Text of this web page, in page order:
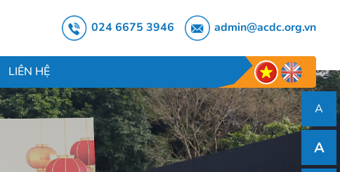
024 6675 3946 admin@acdc.org.vn
LIÊN HỆ
A
A